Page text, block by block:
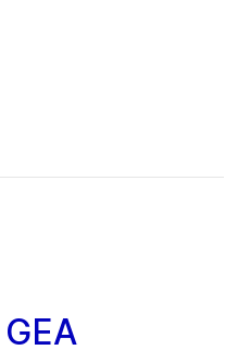
رؤى GEA